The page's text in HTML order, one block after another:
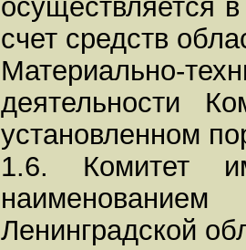
счет средств
Материально-
деятельности
установленном
1.6. Комитет
Ленинградской